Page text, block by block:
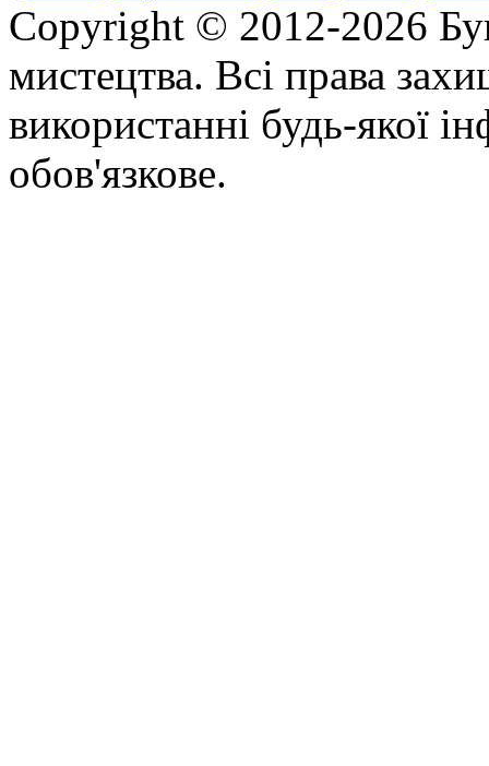
Copyright © 2012-2026
мистецтва. Всі права
використанні будь-якої
обов'язкове.